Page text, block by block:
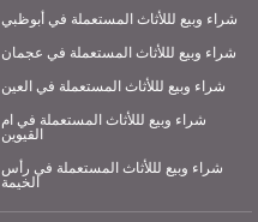
شراء وبيع لللأثاث المستعملة في أبوظبي
شراء وبيع لللأثاث المستعملة في عجمان
شراء وبيع لللأثاث المستعملة في العين
شراء وبيع لللأثاث المستعملة في ام
القيوين
شراء وبيع لللأثاث المستعملة في رأس
الخيمة